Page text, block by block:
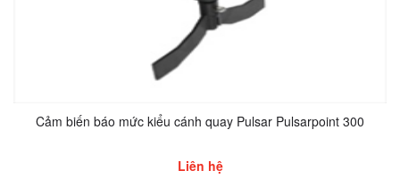
Cảm biến báo mức kiểu cánh quay Pulsar Pulsarpoint 300
Liên hệ